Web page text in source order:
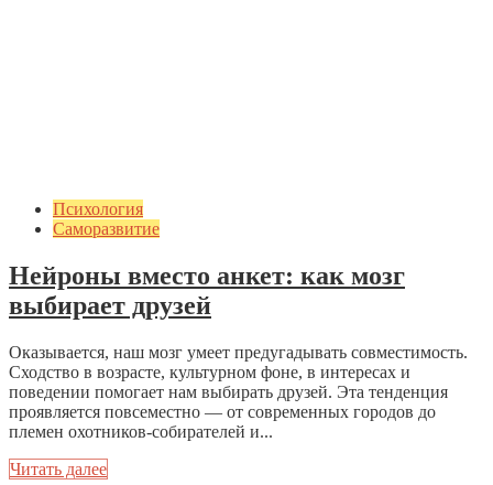
Психология
Саморазвитие
Нейроны вместо анкет: как мозг
выбирает друзей
Оказывается, наш мозг умеет предугадывать совместимость.
Сходство в возрасте, культурном фоне, в интересах и
поведении помогает нам выбирать друзей. Эта тенденция
проявляется повсеместно — от современных городов до
племен охотников-собирателей и...
Читать далее